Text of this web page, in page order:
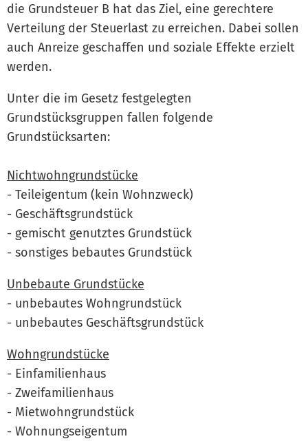
die Grundsteuer B hat das Ziel, eine gerechtere
Verteilung der Steuerlast zu erreichen. Dabei sollen
auch Anreize geschaffen und soziale Effekte erzielt
werden.
Unter die im Gesetz festgelegten
Grundstücksgruppen fallen folgende
Grundstücksarten:
Nichtwohngrundstücke
- Teileigentum (kein Wohnzweck)
- Geschäftsgrundstück
- gemischt genutztes Grundstück
- sonstiges bebautes Grundstück
Unbebaute Grundstücke
- unbebautes Wohngrundstück
- unbebautes Geschäftsgrundstück
Wohngrundstücke
- Einfamilienhaus
- Zweifamilienhaus
- Mietwohngrundstück
- Wohnungseigentum